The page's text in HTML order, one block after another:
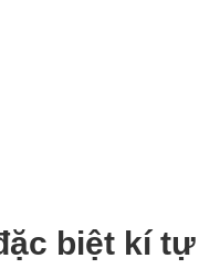
biệt kí tự